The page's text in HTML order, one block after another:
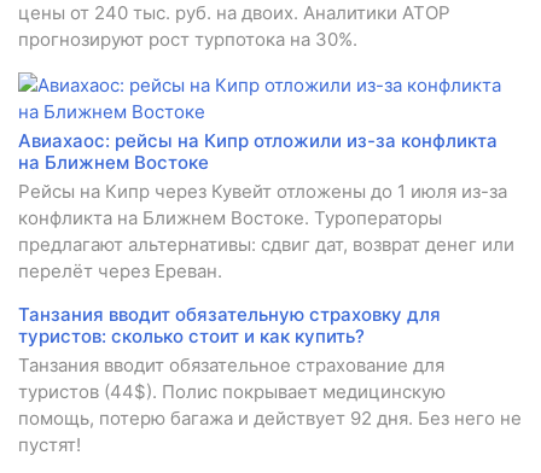
цены от 240 тыс. руб. на двоих. Аналитики АТОР
прогнозируют рост турпотока на 30%.
Авиахаос: рейсы на Кипр отложили из-за конфликта
на Ближнем Востоке
Рейсы на Кипр через Кувейт отложены до 1 июля из-за
конфликта на Ближнем Востоке. Туроператоры
предлагают альтернативы: сдвиг дат, возврат денег или
перелёт через Ереван.
Танзания вводит обязательную страховку для
туристов: сколько стоит и как купить?
Танзания вводит обязательное страхование для
туристов (44$). Полис покрывает медицинскую
помощь, потерю багажа и действует 92 дня. Без него не
пустят!